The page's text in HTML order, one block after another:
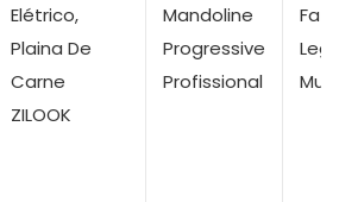
Elétrico,
Plaina De
Carne
ZILOOK
Mandoline
Progressive
Profissional